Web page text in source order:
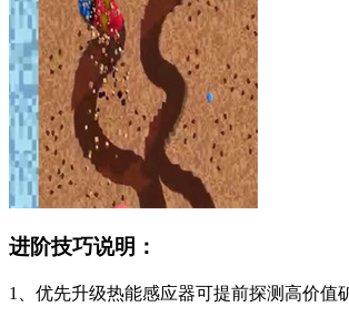
进阶技巧说明：
1、优先升级热能感应器可提前探测高价值